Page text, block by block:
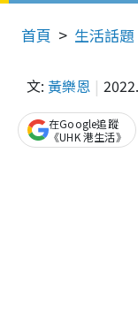
首頁 生活話題
文: 黃樂恩
在Google追蹤
《UHK 港生活》